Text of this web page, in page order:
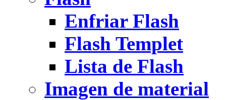
Enfriar Flash
Flash Templet
Lista de Flash
Imagen de material